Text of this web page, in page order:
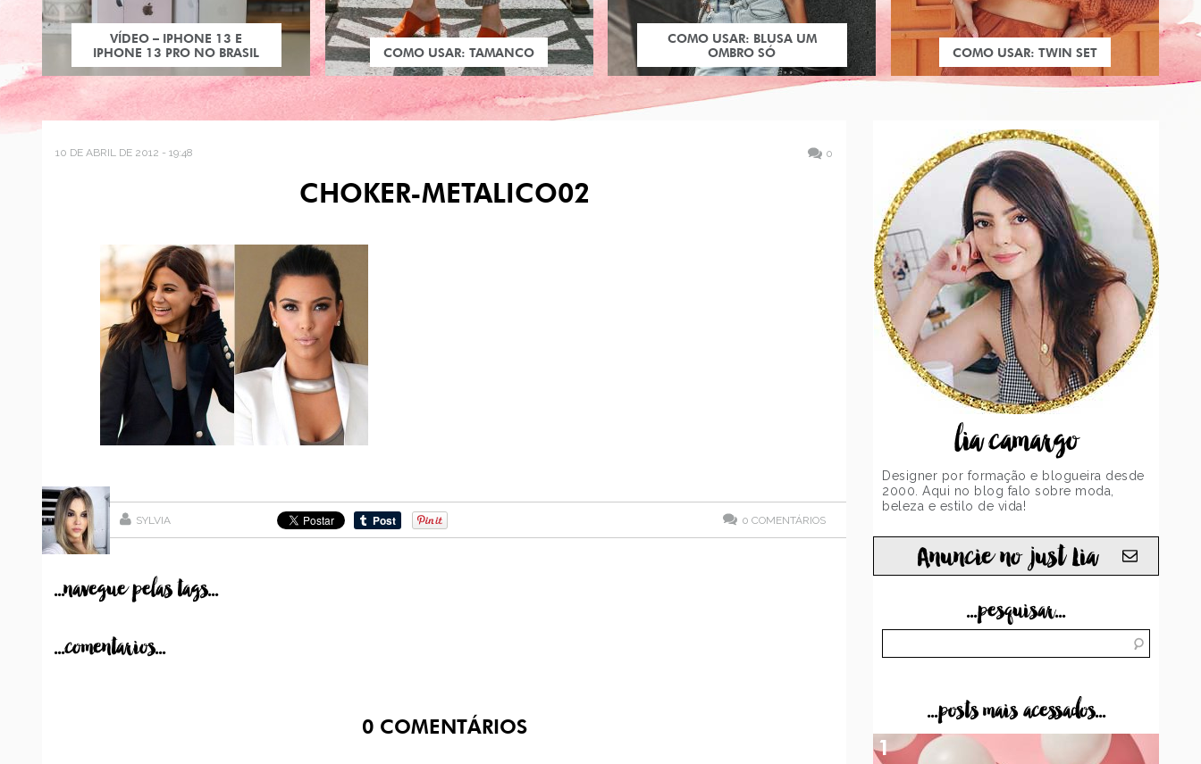
VÍDEO – IPHONE 13 E
IPHONE 13 PRO NO BRASIL
COMO USAR: TAMANCO
COMO USAR: BLUSA UM
OMBRO SÓ
COMO USAR: TWIN SET
10 DE ABRIL DE 2012 - 19:48 0
CHOKER-METALICO02
SYLVIA 0 COMENTÁRIOS
...navegue pelas tags...
...comentarios...
0COMENTÁRIOS
lia camargo
Designer por formação e blogueira desde
2000. Aqui no blog falo sobre moda,
beleza e estilo de vida!
Anuncie no just Lia
...pesquisar...
...posts mais acessados...
1